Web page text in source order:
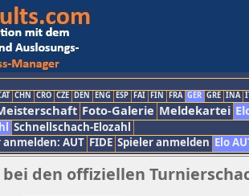
CHN CRO CZE DEN ENG ESP FAI FIN FRA GER GRE INA
Foto-Galerie Meldekartei
Schnellschach-Elozahl
AUT FIDE Spieler anmelden Elo
den offiziellen